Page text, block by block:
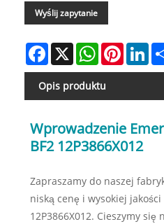
Wyślij zapytanie
Facebook
X WhatsApp
Opis produktu
Wprowadzenie
BF2 12P3866X012
Zapraszamy do naszej
niską cenę i wysokiej jakości
12P3866X012. Cieszymy się